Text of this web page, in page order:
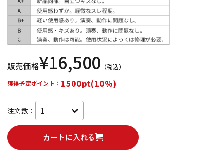
販売価格¥16,500 （税込）
獲得予定ポイント： 1500pt(10%)
注文数：
カートに入れる